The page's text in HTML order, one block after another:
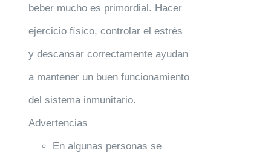
beber mucho es primordial. Hacer
ejercicio físico, controlar el estrés
y descansar correctamente ayudan
a mantener un buen funcionamiento
del sistema inmunitario.
Advertencias
En algunas personas se